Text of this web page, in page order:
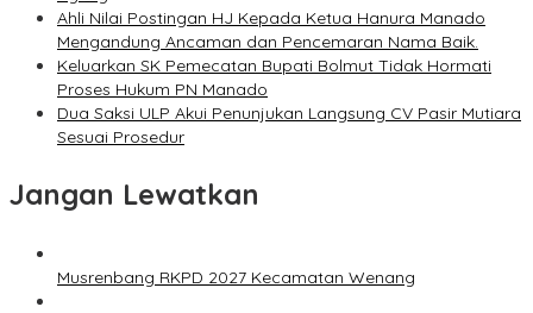
Ahli Nilai Postingan HJ Kepada Ketua Hanura Manado
Mengandung Ancaman dan Pencemaran Nama Baik.
Keluarkan SK Pemecatan Bupati Bolmut Tidak Hormati
Proses Hukum PN Manado
Dua Saksi ULP Akui Penunjukan Langsung CV Pasir Mutiara
Sesuai Prosedur
Jangan Lewatkan
Musrenbang RKPD 2027 Kecamatan Wenang